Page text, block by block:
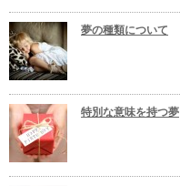
夢の種類について
特別な意味を持つ夢